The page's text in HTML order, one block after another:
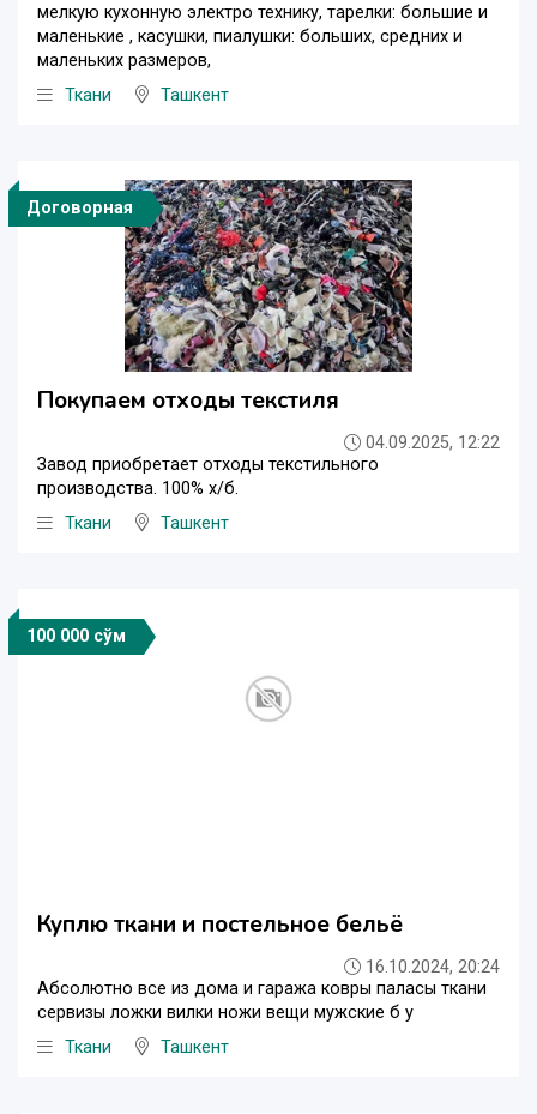
мелкую кухонную электро технику, тарелки: большие и
маленькие , касушки, пиалушки: больших, средних и
маленьких размеров,
Ткани
Ташкент
Договорная
Покупаем отходы текстиля
04.09.2025, 12:22
Завод приобретает отходы текстильного
производства. 100% х/б.
Ткани
Ташкент
100 000 сўм
Куплю ткани и постельное бельё
16.10.2024, 20:24
Абсолютно все из дома и гаража ковры паласы ткани
сервизы ложки вилки ножи вещи мужские б у
Ткани
Ташкент